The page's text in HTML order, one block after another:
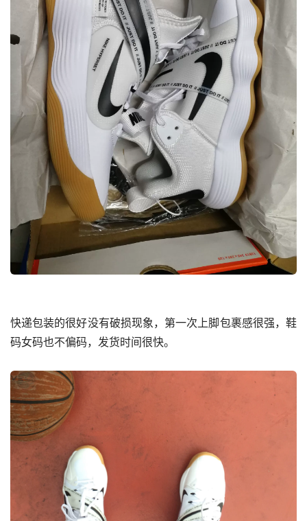
快递包装的很好没有破损现象，第一次上脚包裹感很强，鞋
码女码也不偏码，发货时间很快。